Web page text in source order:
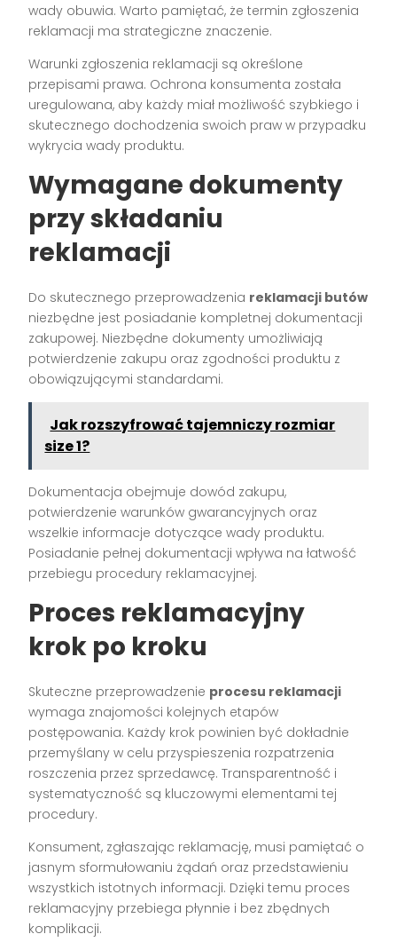
wady obuwia. Warto pamiętać, że termin zgłoszenia
reklamacji ma strategiczne znaczenie.
Warunki zgłoszenia reklamacji są określone
przepisami prawa. Ochrona konsumenta została
uregulowana, aby każdy miał możliwość szybkiego i
skutecznego dochodzenia swoich praw w przypadku
wykrycia wady produktu.
Wymagane dokumenty
przy składaniu
reklamacji
Do skutecznego przeprowadzenia reklamacji butów
niezbędne jest posiadanie kompletnej dokumentacji
zakupowej. Niezbędne dokumenty umożliwiają
potwierdzenie zakupu oraz zgodności produktu z
obowiązującymi standardami.
Jak rozszyfrować tajemniczy rozmiar
size 1?
Dokumentacja obejmuje dowód zakupu,
potwierdzenie warunków gwarancyjnych oraz
wszelkie informacje dotyczące wady produktu.
Posiadanie pełnej dokumentacji wpływa na łatwość
przebiegu procedury reklamacyjnej.
Proces reklamacyjny
krok po kroku
Skuteczne przeprowadzenie procesu reklamacji
wymaga znajomości kolejnych etapów
postępowania. Każdy krok powinien być dokładnie
przemyślany w celu przyspieszenia rozpatrzenia
roszczenia przez sprzedawcę. Transparentność i
systematyczność są kluczowymi elementami tej
procedury.
Konsument, zgłaszając reklamację, musi pamiętać o
jasnym sformułowaniu żądań oraz przedstawieniu
wszystkich istotnych informacji. Dzięki temu proces
reklamacyjny przebiega płynnie i bez zbędnych
komplikacji.